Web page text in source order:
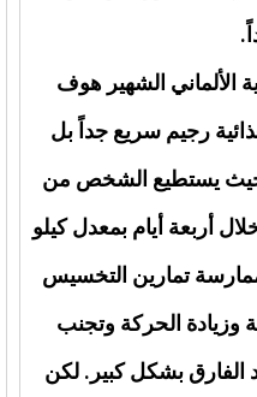
الألماني الشهير هوف
رجيم سريع جداً بل
حيث يستطيع الشخص من
خلال أربعة أيام بمعدل كيلو
تمارين التخسيس
وزيادة الحركة وتجنب
الفارق بشكل كبير. لكن